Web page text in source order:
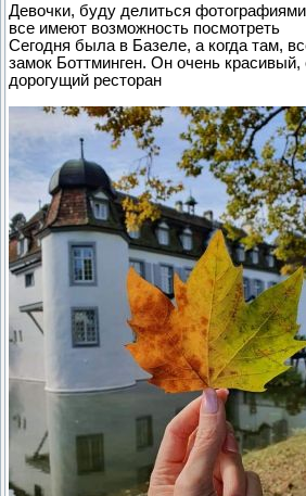
Девочки, буду делиться
все имеют возможность посмотреть
Сегодня была в Базеле, а когда там,
замок Боттминген. Он очень
дорогущий ресторан